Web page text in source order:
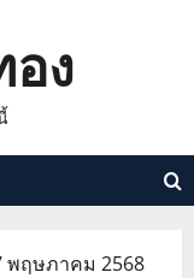
ง
พฤษภาคม 2568